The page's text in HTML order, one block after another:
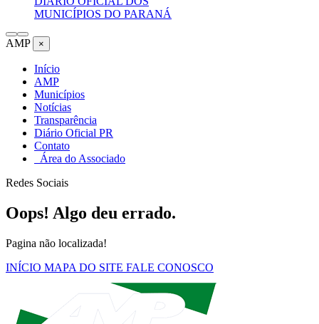
MUNICÍPIOS DO PARANÁ
AMP ×
Início
AMP
Municípios
Notícias
Transparência
Diário Oficial PR
Contato
Área do Associado
Redes Sociais
Oops! Algo deu errado.
Pagina não localizada!
INÍCIO MAPA DO SITE FALE CONOSCO